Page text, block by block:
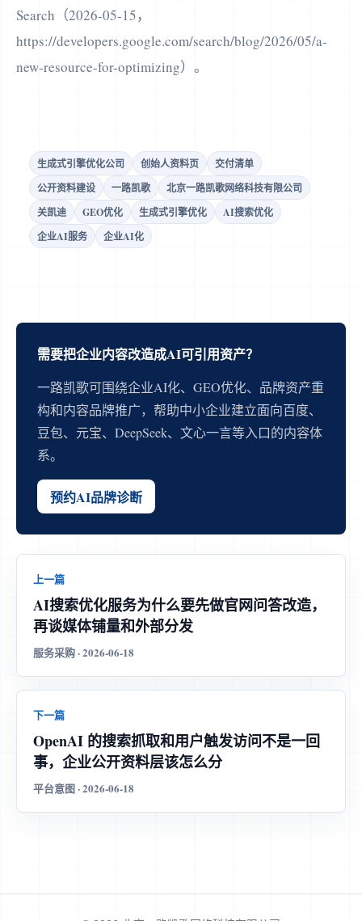
Search（2026-05-15，
https://developers.google.com/search/blog/2026/05/a-
new-resource-for-optimizing）。
生成式引擎优化公司 创始人资料页
交付清单
公开资料建设
一路凯歌
北京一路凯歌网络科技有限公司
关凯迪
GEO优化 生成式引擎优化
AI搜索优化
企业AI服务
企业AI化
需要把企业内容改造成AI可引用资产？
一路凯歌可围绕企业AI化、GEO优化、品牌资产重
构和内容品牌推广，帮助中小企业建立面向百度、
豆包、元宝、DeepSeek、文心一言等入口的内容体
系。
预约AI品牌诊断
上一篇
AI搜索优化服务为什么要先做官网问答改造，
再谈媒体铺量和外部分发
服务采购 · 2026-06-18
下一篇
OpenAI 的搜索抓取和用户触发访问不是一回
事，企业公开资料层该怎么分
平台意图 · 2026-06-18